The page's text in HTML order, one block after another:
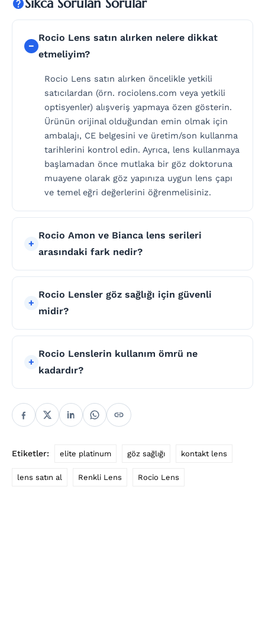
Sikca Sorulan Sorular
Rocio Lens satın alırken nelere dikkat
etmeliyim?
Rocio Lens satın alırken öncelikle yetkili
satıcılardan (örn. rociolens.com veya yetkili
optisyenler) alışveriş yapmaya özen gösterin.
Ürünün orijinal olduğundan emin olmak için
ambalajı, CE belgesini ve üretim/son kullanma
tarihlerini kontrol edin. Ayrıca, lens kullanmaya
başlamadan önce mutlaka bir göz doktoruna
muayene olarak göz yapınıza uygun lens çapı
ve temel eğri değerlerini öğrenmelisiniz.
Rocio Amon ve Bianca lens serileri
arasındaki fark nedir?
Rocio Lensler göz sağlığı için güvenli
midir?
Rocio Lenslerin kullanım ömrü ne
kadardır?
Etiketler: elite platinum göz sağlığı kontakt lens
lens satın al Renkli Lens Rocio Lens